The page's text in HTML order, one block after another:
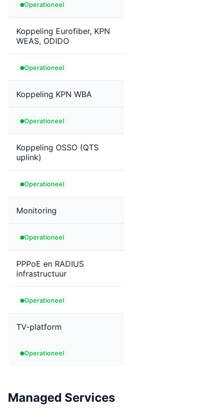
Operationeel
Koppeling Eurofiber, KPN
WEAS, ODIDO
Operationeel
Koppeling KPN WBA
Operationeel
Koppeling OSSO (QTS
uplink)
Operationeel
Monitoring
Operationeel
PPPoE en RADIUS
infrastructuur
Operationeel
TV-platform
Operationeel
Managed Services